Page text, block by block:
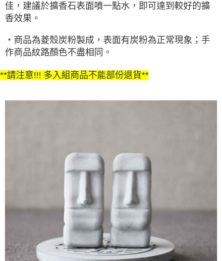
佳，建議於擴香石表面噴一點水，即可達到較好的擴
香效果。
・商品為菱殼炭粉製成，表面有炭粉為正常現象；手
作商品紋路顏色不盡相同。
**請注意!!! 多入組商品不能部份退貨**